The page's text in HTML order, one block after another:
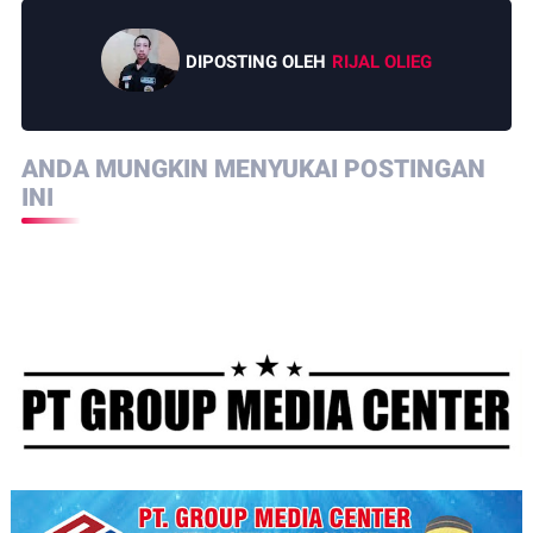
DIPOSTING OLEH RIJAL OLIEG
ANDA MUNGKIN MENYUKAI POSTINGAN
INI